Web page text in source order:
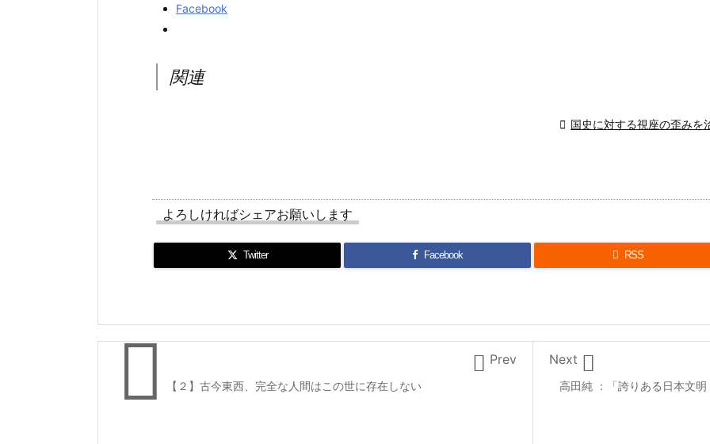
Facebook
関連
 国史に対する視座の歪みを
よろしければシェアお願いします
Twitter Facebook  RSS
高田純 ：「誇りある日本文

Next
 【２】古今東西、完全な人間はこの世に存在しない
 Prev